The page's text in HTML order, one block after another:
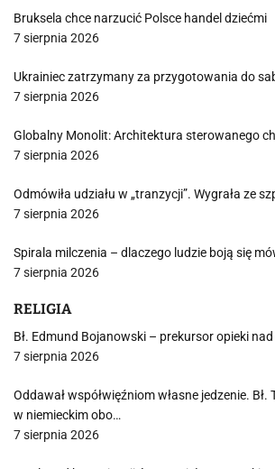
Bruksela chce narzucić Polsce handel dziećmi
7 sierpnia 2026
Ukrainiec zatrzymany za przygotowania do
7 sierpnia 2026
Globalny Monolit: Architektura sterowanego
7 sierpnia 2026
Odmówiła udziału w „tranzycji”. Wygrała ze
7 sierpnia 2026
Spirala milczenia – dlaczego ludzie boją się
7 sierpnia 2026
RELIGIA
Bł. Edmund Bojanowski – prekursor opieki
7 sierpnia 2026
Oddawał współwięźniom własne jedzenie. Bł.
w niemieckim obo…
7 sierpnia 2026